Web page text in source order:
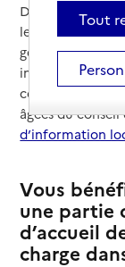
Différentes
les frais
générales sur
informations
contacter le
âgées du
d’information
Vous
une partie
d’accueil
charge
Tout